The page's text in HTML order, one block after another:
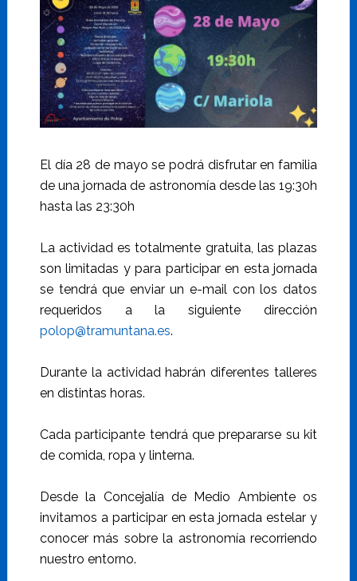
El día 28 de mayo se podrá disfrutar en familia
de una jornada de astronomía desde las 19:30h
hasta las 23:30h
La actividad es totalmente gratuita, las plazas
son limitadas y para participar en esta jornada
se tendrá que enviar un e-mail con los datos
requeridos a la siguiente dirección
polop@tramuntana.es.
Durante la actividad habrán diferentes talleres
en distintas horas.
Cada participante tendrá que prepararse su kit
de comida, ropa y linterna.
Desde la Concejalía de Medio Ambiente os
invitamos a participar en esta jornada estelar y
conocer más sobre la astronomía recorriendo
nuestro entorno.